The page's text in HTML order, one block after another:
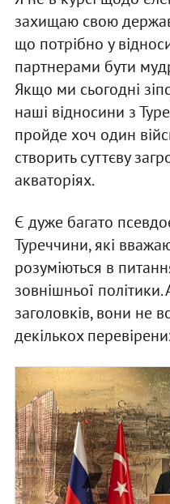
захищаю свою
що потрібно у
партнерами бути
Якщо ми сьогодні
наші відносини з
пройде хоч один
створить суттєву
акваторіях.
Є дуже багато
Туреччини, які
розуміються в
зовнішньої
заголовків, вони не
декількох